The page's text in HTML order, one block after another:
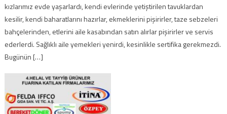
kızlarımız evde yaşarlardı, kendi evlerinde yetiştirilen tavuklardan
kesilir, kendi baharatlarını hazırlar, ekmeklerini pişirirler, taze sebzeleri
bahçelerinden, etlerini aile kasabından satın alırlar pişirirler ve servis
ederlerdi. Sağlıklı aile yemekleri yenirdi, kesinlikle sertifika gerekmezdi.
Bugünün […]